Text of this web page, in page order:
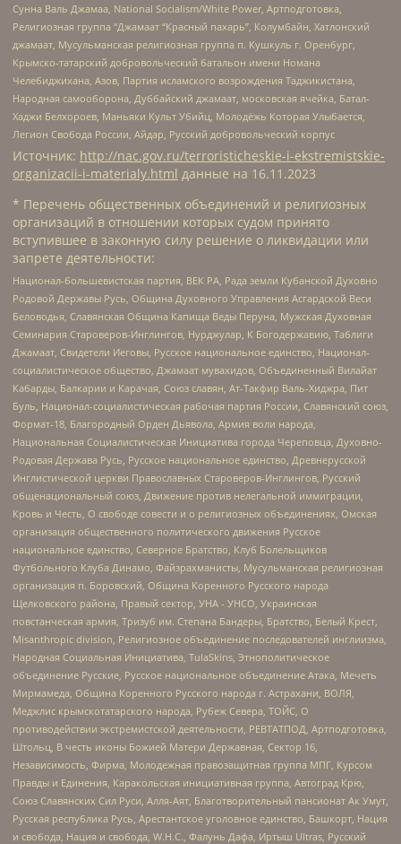
Сунна Валь Джамаа, National Socialism/White Power, Артподготовка,
Религиозная группа “Джамаат “Красный пахарь”, Колумбайн, Хатлонский
джамаат, Мусульманская религиозная группа п. Кушкуль г. Оренбург,
Крымско-татарский добровольческий батальон имени Номана
Челебиджихана, Азов, Партия исламского возрождения Таджикистана,
Народная самооборона, Дуббайский джамаат, московская ячейка, Батал-
Хаджи Белхороев, Маньяки Культ Убийц, Молодёжь Которая Улыбается,
Легион Свобода России, Айдар, Русский добровольческий корпус
Источник: http://nac.gov.ru/terroristicheskie-i-ekstremistskie-
organizacii-i-materialy.html данные на 16.11.2023
* Перечень общественных объединений и религиозных
организаций в отношении которых судом принято
вступившее в законную силу решение о ликвидации или
запрете деятельности:
Национал-большевистская партия, ВЕК РА, Рада земли Кубанской Духовно
Родовой Державы Русь, Община Духовного Управления Асгардской Веси
Беловодья, Славянская Община Капища Веды Перуна, Мужская Духовная
Семинария Староверов-Инглингов, Нурджулар, К Богодержавию, Таблиги
Джамаат, Свидетели Иеговы, Русское национальное единство, Национал-
социалистическое общество, Джамаат мувахидов, Объединенный Вилайат
Кабарды, Балкарии и Карачая, Союз славян, Ат-Такфир Валь-Хиджра, Пит
Буль, Национал-социалистическая рабочая партия России, Славянский союз,
Формат-18, Благородный Орден Дьявола, Армия воли народа,
Национальная Социалистическая Инициатива города Череповца, Духовно-
Родовая Держава Русь, Русское национальное единство, Древнерусской
Инглистической церкви Православных Староверов-Инглингов, Русский
общенациональный союз, Движение против нелегальной иммиграции,
Кровь и Честь, О свободе совести и о религиозных объединениях, Омская
организация общественного политического движения Русское
национальное единство, Северное Братство, Клуб Болельщиков
Футбольного Клуба Динамо, Файзрахманисты, Мусульманская религиозная
организация п. Боровский, Община Коренного Русского народа
Щелковского района, Правый сектор, УНА - УНСО, Украинская
повстанческая армия, Тризуб им. Степана Бандеры, Братство, Белый Крест,
Misanthropic division, Религиозное объединение последователей инглиизма,
Народная Социальная Инициатива, TulaSkins, Этнополитическое
объединение Русские, Русское национальное объединение Атака, Мечеть
Мирмамеда, Община Коренного Русского народа г. Астрахани, ВОЛЯ,
Меджлис крымскотатарского народа, Рубеж Севера, ТОЙС, О
противодействии экстремистской деятельности, РЕВТАТПОД, Артподготовка,
Штольц, В честь иконы Божией Матери Державная, Сектор 16,
Независимость, Фирма, Молодежная правозащитная группа МПГ, Курсом
Правды и Единения, Каракольская инициативная группа, Автоград Крю,
Союз Славянских Сил Руси, Алля-Аят, Благотворительный пансионат Ак Умут,
Русская республика Русь, Арестантское уголовное единство, Башкорт, Нация
и свобода, Нация и свобода, W.H.С., Фалунь Дафа, Иртыш Ultras, Русский